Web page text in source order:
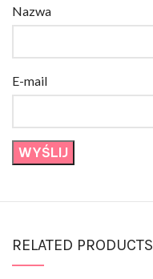
Nazwa
E-mail
RELATED PRODUCTS